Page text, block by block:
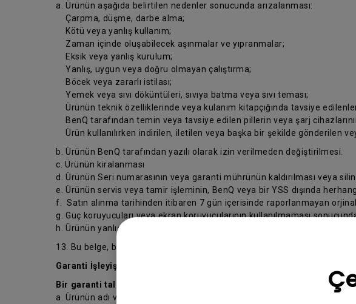
a. Ürünün aşağıda belirtilen nedenler sonucunda arızalanması:
Çarpma, düşme, darbe alma;
Kötü veya yanlış kullanım;
Zaman içinde oluşabilecek aşınmalar ve yıpranmalar;
Eksik veya yanlış kurulum;
Yanlış, uygun veya doğru olmayan çalıştırma;
Böcek veya zararlı istilası;
Yemek veya sıvı döküntüleri, sıvıya batma veya sıvı teması;
Ürünün teknik özelliklerinde veya kulanım kitapçığında tavsiye
BenQ tarafından temin veya tavsiye edilen pillerin veya şarj cihazlarının
Ürün kullanılırken indirilen, iletilen veya başka bir şekilde gönderilen
b. Ürünün BenQ tarafından yazılı olarak izin verilmeden değiştirilmesi.
c. Ürünün kiralanması
d. Ürünün Seri numarasının veya garanti mührünün kaldırılması veya
e. Ürünün servis veya tamir işleminin, BenQ veya bir YSS dışında
f. Satın alınma tarihinden itibaren 7 gün içerisinde raporlanmayan
g. Güç koruyucuları veya ekran koruyucularının kullanılmaması
h. Ürünün yanlış kullanılması veya normal ayarlarının yanlış yapılması.
13. Bu belge, bu belgenin ilgili olduğu sözleşme ve siz ve BenQ
Garanti İşleyişi
Bir garanti talebi başlatmadan önce, lütfen aşağıda belirtilen bilgileri
a. Ürünün adı veya model numarası;